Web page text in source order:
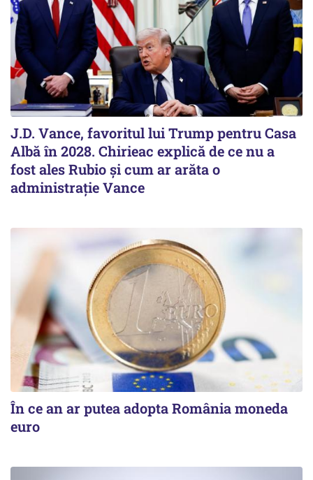
J.D. Vance, favoritul lui Trump pentru Casa
Albă în 2028. Chirieac explică de ce nu a
fost ales Rubio și cum ar arăta o
administrație Vance
În ce an ar putea adopta România moneda
euro